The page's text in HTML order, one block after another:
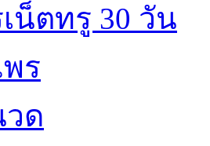
น็ตทรู 30 วัน
ร
ด